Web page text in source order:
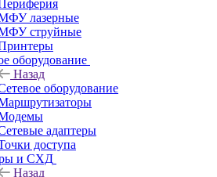
лазерные
струйные
оборудование
Назад
оборудование
адаптеры
доступа
и СХД
Назад